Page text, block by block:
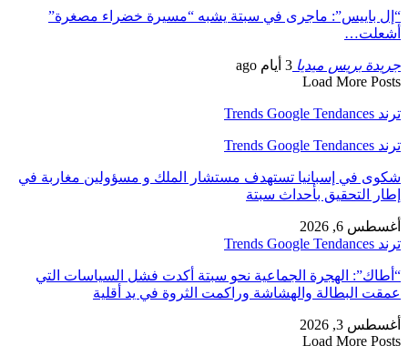
“إل باييس”: ماجرى في سبتة يشبه “مسيرة خضراء مصغرة”
أشعلت…
جريدة بريس ميديا 3 أيام ago
Load More Posts
ترند Trends Google Tendances
ترند Trends Google Tendances
شكوى في إسبانيا تستهدف مستشار الملك و مسؤولين مغاربة في
إطار التحقيق بأحداث سبتة
أغسطس 6, 2026
ترند Trends Google Tendances
“أطاك”: الهجرة الجماعية نحو سبتة أكدت فشل السياسات التي
عمقت البطالة والهشاشة وراكمت الثروة في يد أقلية
أغسطس 3, 2026
Load More Posts